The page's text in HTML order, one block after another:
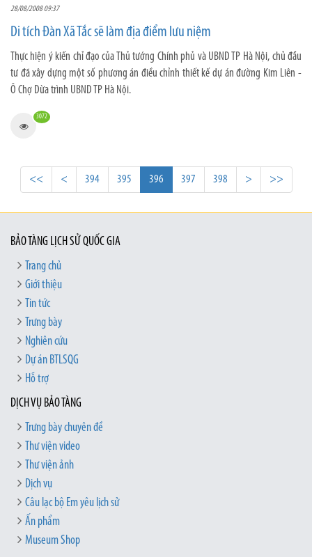
28/08/2008 09:37
Di tích Đàn Xã Tắc sẽ làm địa điểm lưu niệm
Thực hiện ý kiến chỉ đạo của Thủ tướng Chính phủ và UBND TP Hà Nội, chủ đầu
tư đã xây dựng một số phương án điều chỉnh thiết kế dự án đường Kim Liên -
Ô Chợ Dừa trình UBND TP Hà Nội.
3072
<< < 394 395 396 397 398 > >>
BẢO TÀNG LỊCH SỬ QUỐC GIA
Trang chủ
Giới thiệu
Tin tức
Trưng bày
Nghiên cứu
Dự án BTLSQG
Hỗ trợ
DỊCH VỤ BẢO TÀNG
Trưng bày chuyên đề
Thư viện video
Thư viện ảnh
Dịch vụ
Câu lạc bộ Em yêu lịch sử
Ấn phẩm
Museum Shop